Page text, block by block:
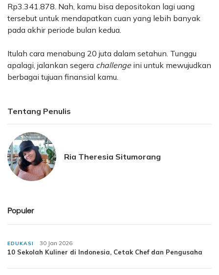
Rp3.341.878. Nah, kamu bisa depositokan lagi uang
tersebut untuk mendapatkan cuan yang lebih banyak
pada akhir periode bulan kedua.
Itulah cara menabung 20 juta dalam setahun. Tunggu
apalagi, jalankan segera challenge ini untuk mewujudkan
berbagai tujuan finansial kamu.
Tentang Penulis
Ria Theresia Situmorang
Populer
EDUKASI 30 Jan 2026
10 Sekolah Kuliner di Indonesia, Cetak Chef dan Pengusaha